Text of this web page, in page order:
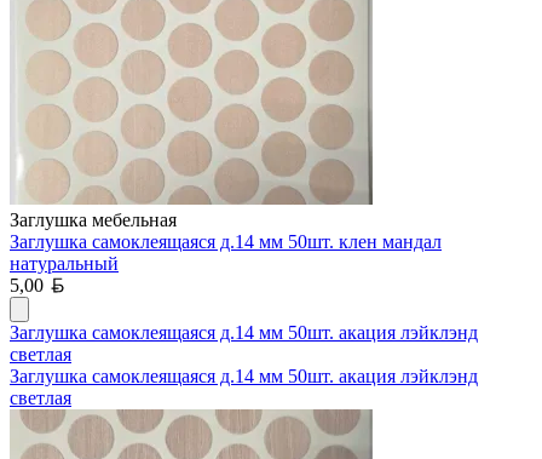
Заглушка мебельная
Заглушка самоклеящаяся д.14 мм 50шт. клен мандал
натуральный
5,00
Заглушка самоклеящаяся д.14 мм 50шт. акация лэйклэнд
светлая
Заглушка самоклеящаяся д.14 мм 50шт. акация лэйклэнд
светлая